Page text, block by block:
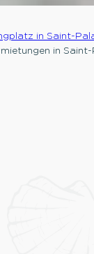
in Saint-
in